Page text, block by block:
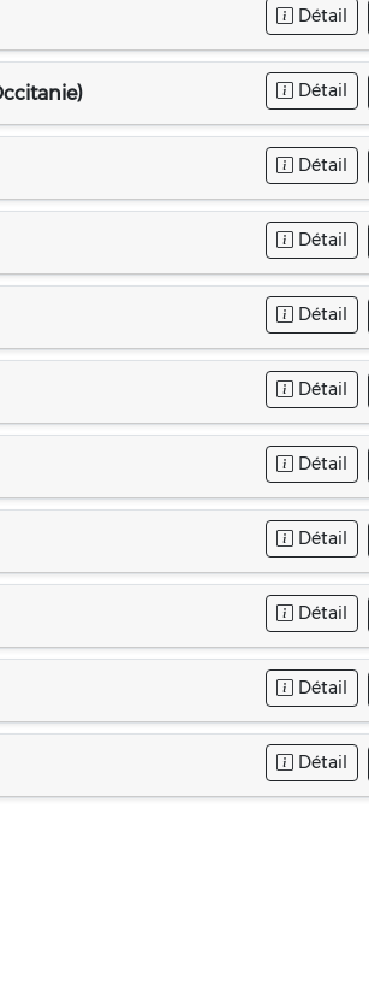
Détail
Détail
Détail
Détail
Détail
Détail
Détail
Détail
Détail
Détail
Détail